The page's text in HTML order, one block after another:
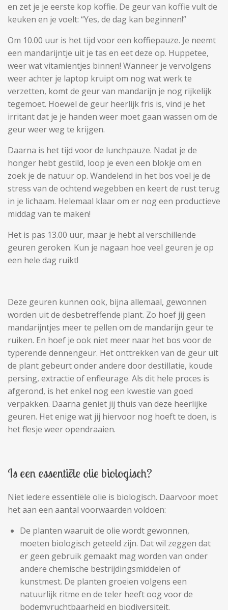
en zet je je eerste kop koffie. De geur van koffie vult de
keuken en je voelt: “Yes, de dag kan beginnen!”
Om 10.00 uur is het tijd voor een koffiepauze. Je neemt
een mandarijntje uit je tas en eet deze op. Huppetee,
weer wat vitamientjes binnen! Wanneer je vervolgens
weer achter je laptop kruipt om nog wat werk te
verzetten, komt de geur van mandarijn je nog rijkelijk
tegemoet. Hoewel de geur heerlijk fris is, vind je het
irritant dat je je handen weer moet gaan wassen om de
geur weer weg te krijgen.
Daarna is het tijd voor de lunchpauze. Nadat je de
honger hebt gestild, loop je even een blokje om en
zoek je de natuur op. Wandelend in het bos voel je de
stress van de ochtend wegebben en keert de rust terug
in je lichaam. Helemaal klaar om er nog een productieve
middag van te maken!
Het is pas 13.00 uur, maar je hebt al verschillende
geuren geroken. Kun je nagaan hoe veel geuren je op
een hele dag ruikt!
Deze geuren kunnen ook, bijna allemaal, gewonnen
worden uit de desbetreffende plant. Zo hoef jij geen
mandarijntjes meer te pellen om de mandarijn geur te
ruiken. En hoef je ook niet meer naar het bos voor de
typerende dennengeur. Het onttrekken van de geur uit
de plant gebeurt onder andere door destillatie, koude
persing, extractie of enfleurage. Als dit hele proces is
afgerond, is het enkel nog een kwestie van goed
verpakken. Daarna geniet jij thuis van deze heerlijke
geuren. Het enige wat jij hiervoor nog hoeft te doen, is
het flesje weer opendraaien.
Is een essentiële olie biologisch?
Niet iedere essentiële olie is biologisch. Daarvoor moet
het aan een aantal voorwaarden voldoen:
De planten waaruit de olie wordt gewonnen,
moeten biologisch geteeld zijn. Dat wil zeggen dat
er geen gebruik gemaakt mag worden van onder
andere chemische bestrijdingsmiddelen of
kunstmest. De planten groeien volgens een
natuurlijk ritme en de teler heeft oog voor de
bodemvruchtbaarheid en biodiversiteit.